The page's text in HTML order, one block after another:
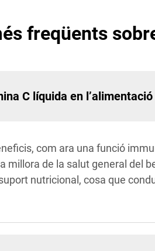
freqüents
C líquida en
com ara una funció
millora de la salut general del
nutricional, cosa que